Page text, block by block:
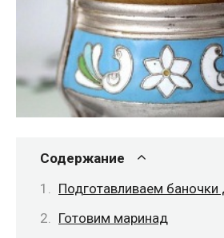
Содержание
Подготавливаем баночки
Готовим маринад